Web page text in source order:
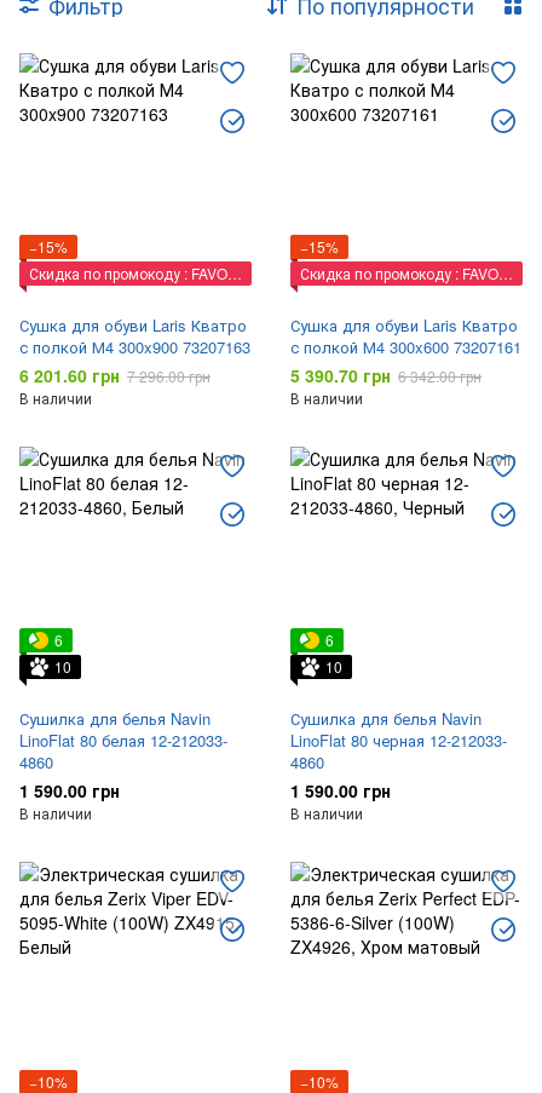
−15%
Скидка по промокоду : FAVORIT
Сушка для обуви Laris Кватро
с полкой М4 300x900 73207163
6 201.60 грн 7 296.00 грн
В наличии
−15%
Скидка по промокоду : FAVORIT
Сушка для обуви Laris Кватро
с полкой М4 300x600 73207161
5 390.70 грн 6 342.00 грн
В наличии
6
10
Сушилка для белья Navin
LinoFlat 80 белая 12-212033-
4860
1 590.00 грн
В наличии
6
10
Сушилка для белья Navin
LinoFlat 80 черная 12-212033-
4860
1 590.00 грн
В наличии
−10% −10%